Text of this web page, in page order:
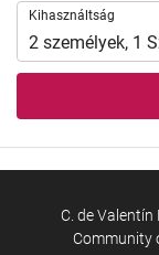
Kihasználtság
Kihasználtság
2 személyek, 1
C. de
Community